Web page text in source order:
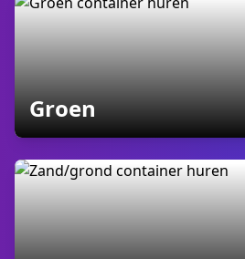
Groencontainers